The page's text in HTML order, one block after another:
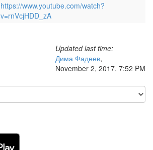
https://www.youtube.com/watch?
v=rnVcjHDD_zA
Updated last time:
Дима Фадеев,
November 2, 2017, 7:52 PM